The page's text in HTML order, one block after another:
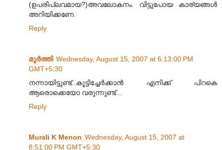
(ഉപരിപ്ലവമായ?)അവലോകനം. വിട്ടുപോയ കാര്യങ്ങള്‍
അറിയിക്കണേ.
Reply
മൂര്‍ത്തി Wednesday, August 15, 2007 at 6:13:00 PM
GMT+5:30
നന്നായിട്ടുണ്ട്..കൂട്ടിച്ചേര്‍ക്കാന്‍ എനിക്ക് പിറകെ
ആരൊക്കെയോ വരുന്നുണ്ട്...
Reply
Murali K Menon Wednesday, August 15, 2007 at
8:51:00 PM GMT+5:30